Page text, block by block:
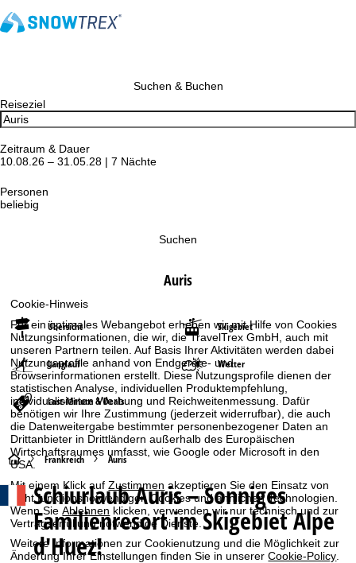
Cookie-Hinweis
Für ein optimales Webangebot erheben wir mit Hilfe von Cookies
Nutzungsinformationen, die wir, die TravelTrex GmbH, auch mit
unseren Partnern teilen. Auf Basis Ihrer Aktivitäten werden dabei
Nutzungsprofile anhand von Endgeräte- und
Browserinformationen erstellt. Diese Nutzungsprofile dienen der
statistischen Analyse, individuellen Produktempfehlung,
individualisierten Werbung und Reichweitenmessung. Dafür
benötigen wir Ihre Zustimmung (jederzeit widerrufbar), die auch
die Datenweitergabe bestimmter personenbezogener Daten an
Drittanbieter in Drittländern außerhalb des Europäischen
Wirtschaftsraumes umfasst, wie Google oder Microsoft in den
USA.
Mit einem Klick aufZustimmen akzeptieren Sie den Einsatz von
nicht funktionsnotwendigen Cookies und ähnlichen Technologien.
Wenn SieAblehnen klicken, verwenden wir nur technisch und zur
Vertragserfüllung notwendige Dienste.
Weitere Informationen zur Cookienutzung und die Möglichkeit zur
Änderung Ihrer Einstellungen finden Sie in unsererCookie-Policy
Suchen & Buchen
Reiseziel
Zeitraum & Dauer
10.08.26 – 31.05.28 | 7 Nächte
Personen
beliebig
Suchen
Auris
Übersicht Skigebiet
Langlauf Wetter
Last-Minute & Deals
S
t
a
r
Frankreich Auris
SchiurlaubAuris – Sonniges
Familienresort im Skigebiet Alpe
d'Huez!